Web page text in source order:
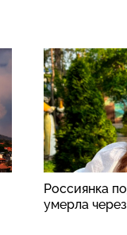
Россиянка
умерла